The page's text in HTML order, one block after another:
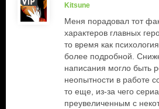
Kitsune
Меня порадовал тот
характеров главных
то время как
более подробной.
написания могло быть
неопытности в работе
то еще, из-за чего
преувеличенным с